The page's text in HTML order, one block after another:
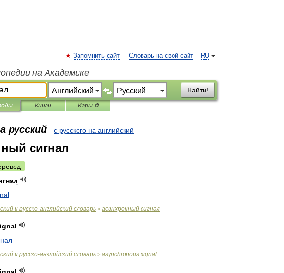
RU
Запомнить сайт Словарь на свой сайт
на Академике
Найти!
Книги Игры ⚽
русский с русского на английский
сигнал
и русско-английский словарь > асинхронный сигнал
и русско-английский словарь > asynchronous signal